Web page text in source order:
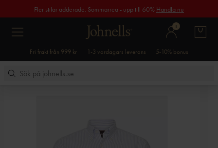
Fler stilar adderade. Sommarrea - upp till 60% Handla nu
1
Fri frakt från 999 kr 1-3 vardagars leverans 5-10% bonus